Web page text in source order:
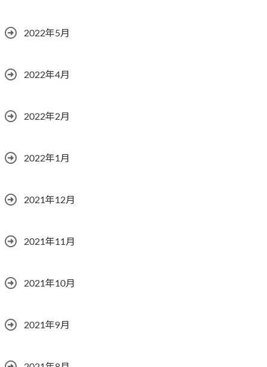
2022年5月
2022年4月
2022年2月
2022年1月
2021年12月
2021年11月
2021年10月
2021年9月